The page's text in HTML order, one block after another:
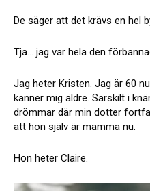
De säger att det krävs en hel
Tja… jag var hela den
Jag heter Kristen. Jag är 60
känner mig äldre. Särskilt i
drömmar där min dotter
att hon själv är mamma nu.
Hon heter Claire.